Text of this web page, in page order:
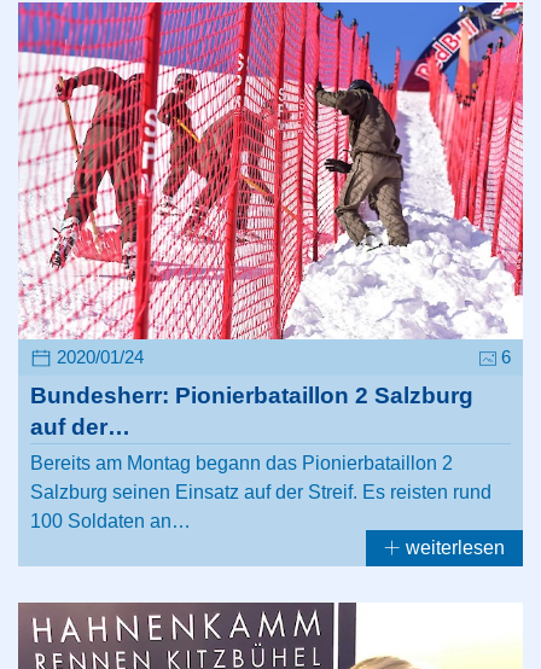
2020/01/24 6
Bundesherr: Pionierbataillon 2 Salzburg
auf der…
Bereits am Montag begann das Pionierbataillon 2
Salzburg seinen Einsatz auf der Streif. Es reisten rund
100 Soldaten an…
weiterlesen